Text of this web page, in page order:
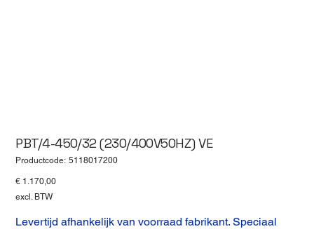
PBT/4-450/32 (230/400V50HZ) VE
Productcode: Productcode
5118017200
Prijs
€ 1.170,00
excl. BTW
Levertijd afhankelijk van voorraad fabrikant. Speciaal